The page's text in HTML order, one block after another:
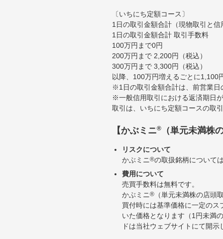
〔いちにち定額コース〕
1日の取引金額合計（現物取引と
1日の取引金額合計 取引手数料
100万円まで0円
200万円まで 2,200円（税込）
300万円まで 3,300円（税込）
以降、100万円増えるごとに1,100
※1日の取引金額合計は、前営業日
※一般信用取引における返済期日
取引は、いちにち定額コースの取
【かぶミニ® （単元未満株
リスクについて
かぶミニ®の取扱銘柄について
費用について
売買手数料は無料です。
かぶミニ®
（単元未満株の店頭
買付時には基準価格に一定の
いた価格となります（1円未満
ドは当社ウェブサイトにて開